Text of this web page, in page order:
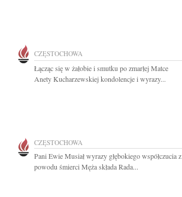
CZĘSTOCHOWA
Łącząc się w żałobie i smutku po zmarłej Matce
Anety Kucharzewskiej kondolencje i wyrazy...
CZĘSTOCHOWA
Pani Ewie Musiał wyrazy głębokiego współczucia z
powodu śmierci Męża składa Rada...